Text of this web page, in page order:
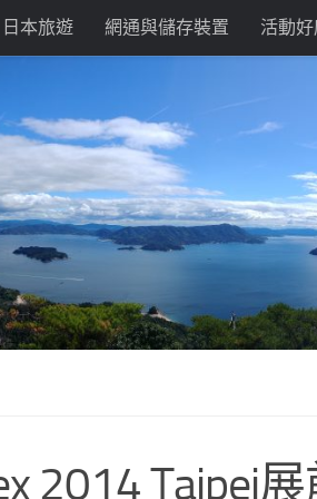
日本旅遊 網通與儲存裝置 活動
2014 Taipei